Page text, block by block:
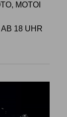
MOTOI
18 UHR